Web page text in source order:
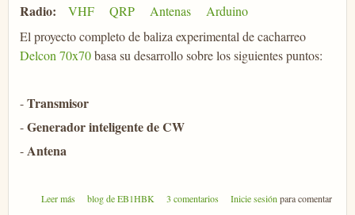
Radio: VHF QRP Antenas
Arduino
El proyecto completo de baliza experimental de cacharreo
Delcon 70x70basa su desarrollo sobre los siguientes puntos:
-Transmisor
-Generador inteligente de CW
-Antena
Leer más sobre Balizino, baliza de CW sobre Arduino
blog de EB1HBK 3 comentarios Inicie sesiónpara comentar